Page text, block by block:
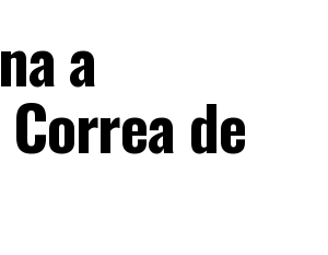
a
de